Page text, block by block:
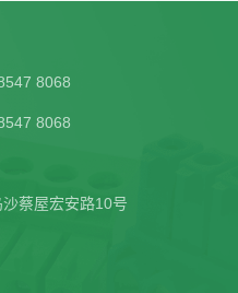
8068
8068
蔡屋宏安路10号